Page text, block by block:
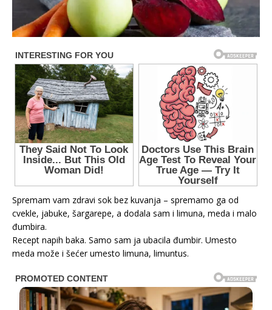
Spremam vam zdravi sok bez kuvanja – spremamo ga od
cvekle, jabuke, šargarepe, a dodala sam i limuna, meda i malo
đumbira.
Recept napih baka. Samo sam ja ubacila đumbir. Umesto
meda može i šećer umesto limuna, limuntus.